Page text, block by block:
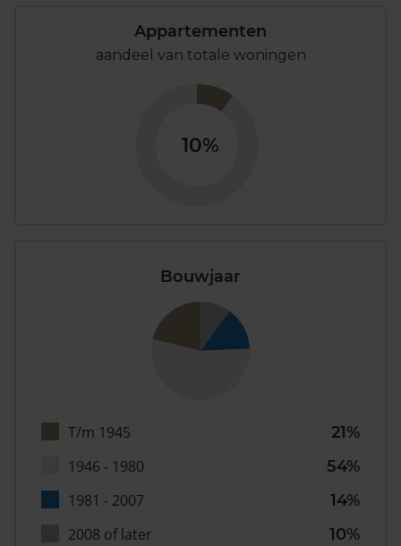
Appartementen
aandeel van totale woningen
10%
Bouwjaar
T/m 1945
21%
1946 - 1980
54%
1981 - 2007
14%
2008 of later
10%